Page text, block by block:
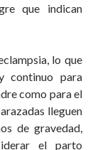
que indican
, lo que
continuo para
como para el
lleguen
de gravedad,
el parto